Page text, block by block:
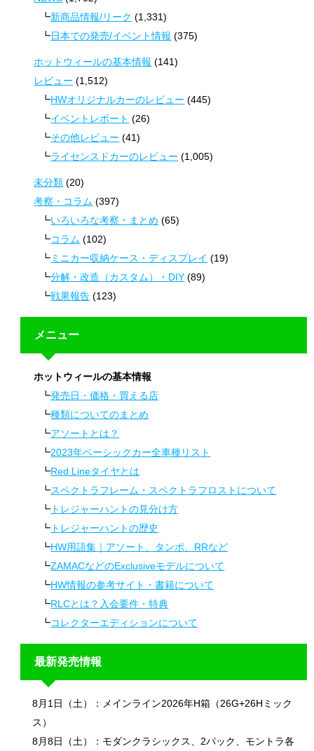
新商品情報/リーク (1,331)
日本での発売/イベント情報 (375)
ホットウィールの基本情報 (141)
レビュー (1,512)
HWオリジナルカーのレビュー (445)
イベントレポート (26)
その他レビュー (41)
ライセンスドカーのレビュー (1,005)
未分類 (20)
考察・コラム (397)
いろいろな考察・まとめ (65)
コラム (102)
ミニカー収納ケース・ディスプレイ (19)
分解・改造（カスタム）・DIY (89)
戦果報告 (123)
メニュー
ホットウィールの基本情報
発売日・価格・買える店
種類についてのまとめ
アソートとは？
2023年ベーシックカー全車種リスト
Red Lineタイヤとは
スペクトラフレーム・スペクトラフロストについて
トレジャーハントの見分け方
トレジャーハントの歴史
HW用語集｜アソート、タンポ、RRなど
ZAMACなどのExclusiveモデルについて
HW情報の参考サイト・書籍について
RLCとは？入会要件・特典
コレクターエディションについて
最新発売情報
8月1日（土）：メインライン2026年H箱（26G+26Hミック
ス）
8月8日（土）：モダンクラシックス、2パック、モントラ各